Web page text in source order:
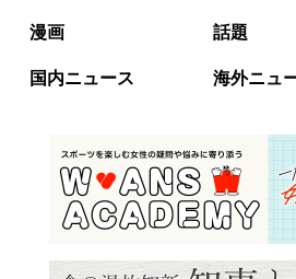
漫画 話題
国内ニュース 海外ニュ